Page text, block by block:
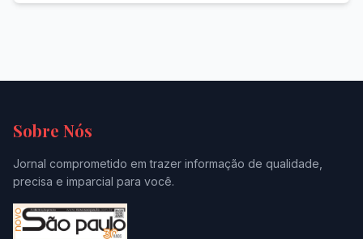
Sobre Nós
Jornal comprometido em trazer informação de qualidade,
precisa e imparcial para você.